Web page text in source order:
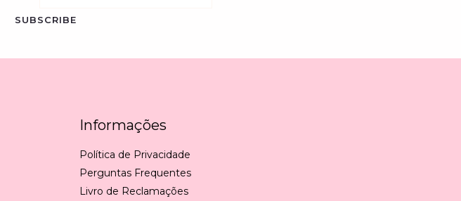
SUBSCRIBE
Informações
Política de Privacidade
Perguntas Frequentes
Livro de Reclamações